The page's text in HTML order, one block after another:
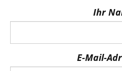
Ihr
E-Mail-